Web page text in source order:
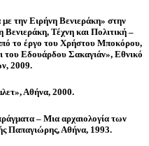
την Ειρήνη Βενιεράκη» στην
Βενιεράκη, Τέχνη και Πολιτική –
το έργο του Χρήστου Μποκόρου,
του Εδουάρδου Σακαγιάν», Εθνικό
2009.
Αθήνα, 2000.
– Μια αρχαιολογία των
Παπαγιώρης, Αθήνα, 1993.